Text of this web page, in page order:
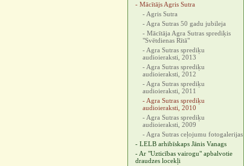
- Mācītājs Agris Sutra
- Agris Sutra
- Agra Sutras 50 gadu jubileja
- Mācītāja Agra Sutras sprediķis
"Svētdienas Rītā"
- Agra Sutras sprediķu
audioieraksti, 2013
- Agra Sutras sprediķu
audioieraksti, 2012
- Agra Sutras sprediķu
audioieraksti, 2011
- Agra Sutras sprediķu
audioieraksti, 2010
- Agra Sutras sprediķu
audioieraksti, 2009
- Agra Sutras ceļojumu fotogalerijas
- LELB arhibīskaps Jānis Vanags
- Ar "Uzticības vairogu" apbalvotie
draudzes locekļi